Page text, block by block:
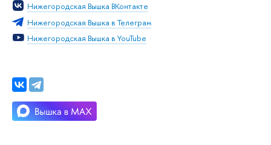
Нижегородская Вышка ВКонтакте
Нижегородская Вышка в Телеграм
Нижегородская Вышка в YouTube